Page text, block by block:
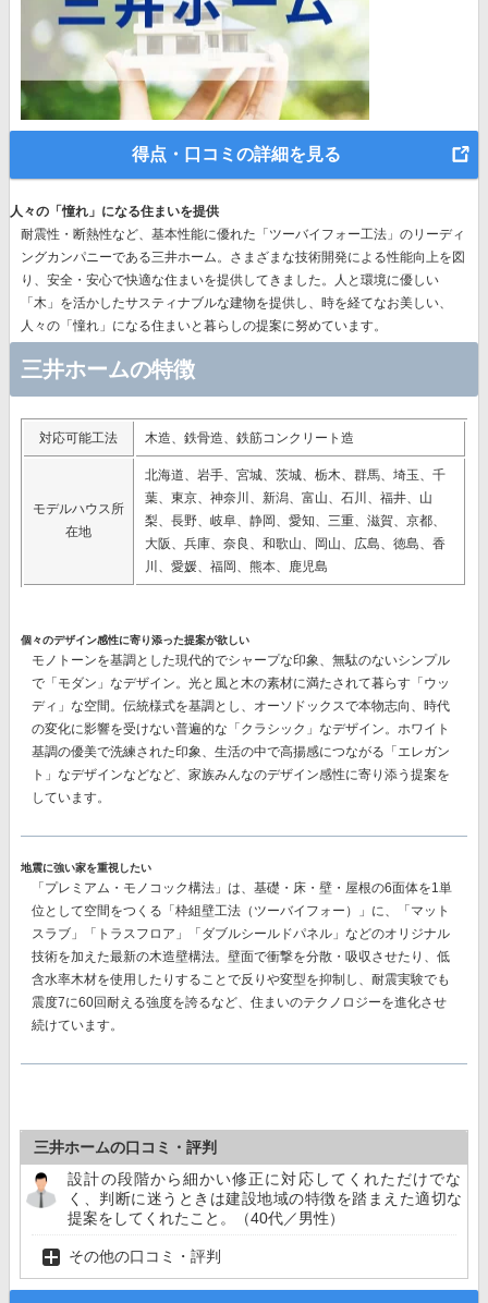
得点・口コミの詳細を見る
人々の「憧れ」になる住まいを提供
耐震性・断熱性など、基本性能に優れた 「ツーバイフォー工法」のリーディ
ングカンパニーである三井ホーム。さまざまな技術開発による性能向上を図
り、安全・安心で快適な住まいを提供してきました。人と環境に優しい
「木」を活かしたサスティナブルな建物を提供し、時を経てなお美しい、
人々の「憧れ」になる住まいと暮らしの提案に努めています。
三井ホームの特徴
対応可能工法 木造、鉄骨造、鉄筋コンクリート造
モデルハウス所
在地
北海道、岩手、宮城、茨城、栃木、群馬、埼玉、千
葉、東京、神奈川、新潟、富山、石川、福井、山
梨、長野、岐阜、静岡、愛知、三重、滋賀、京都、
大阪、兵庫、奈良、和歌山、岡山、広島、徳島、香
川、愛媛、福岡、熊本、鹿児島
個々のデザイン感性に寄り添った提案が欲しい
モノトーンを基調とした現代的でシャープな印象、無駄のないシンプル
で「モダン」なデザイン。光と風と木の素材に満たされて暮らす「ウッ
ディ」な空間。伝統様式を基調とし、オーソドックスで本物志向、時代
の変化に影響を受けない普遍的な「クラシック」なデザイン。ホワイト
基調の優美で洗練された印象、生活の中で高揚感につながる「エレガン
ト」なデザインなどなど、 家族みんなのデザイン感性に寄り添う提案を
しています。
地震に強い家を重視したい
「プレミアム・モノコック構法」 は、基礎・床・壁・屋根の6面体を1単
位として空間をつくる「枠組壁工法（ツーバイフォー）」に、「マット
スラブ」「トラスフロア」「ダブルシールドパネル」などのオリジナル
技術を加えた最新の木造壁構法。壁面で衝撃を分散・吸収させたり、低
含水率木材を使用したりすることで反りや変型を抑制し、耐震実験でも
震度7に60回耐える強度を誇るなど、住まいのテクノロジーを進化させ
続けています。
三井ホームの口コミ・評判
設計の段階から細かい修正に対応してくれただけでな
く、判断に迷うときは建設地域の特徴を踏まえた適切な
提案をしてくれたこと。（40代／男性）
その他の口コミ・評判